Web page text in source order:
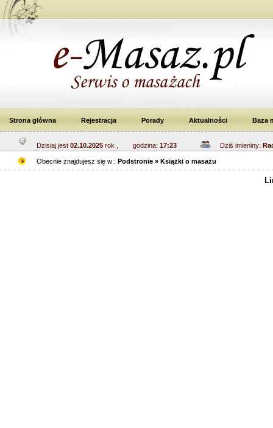
Strona główna Rejestracja Porady Aktualności Baza
Dzisiaj jest 02.10.2025 rok , godzina: 17:23 Dziś imieniny:
Obecnie znajdujesz się w : Podstronie » Książki o masażu